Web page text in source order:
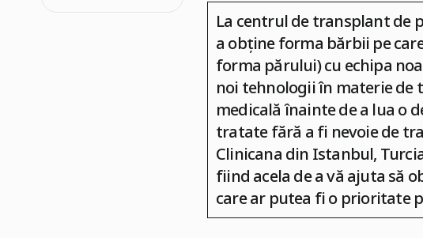
La centrul de transplant de
a obține forma bărbii pe
forma părului) cu echipa
noi tehnologii în materie
medicală înainte de a lua o
tratate fără a fi nevoie de
Clinicana din Istanbul,
fiind acela de a vă ajuta să
care ar putea fi o prioritate